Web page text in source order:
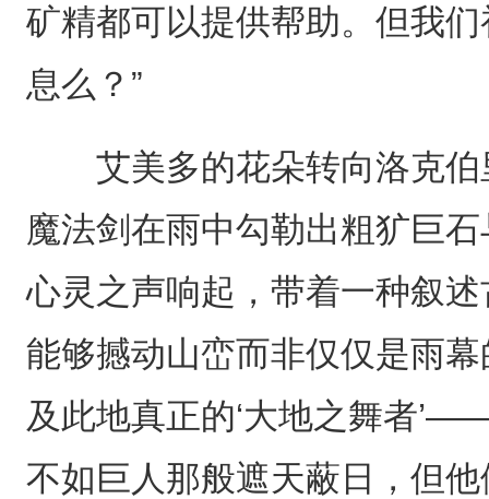
矿精都可以提供帮助。但我
息么？”
艾美多的花朵转向洛克伯
魔法剑在雨中勾勒出粗犷巨
心灵之声响起，带着一种叙
能够撼动山峦而非仅仅是雨
及此地真正的‘大地之舞者
不如巨人那般遮天蔽日，但